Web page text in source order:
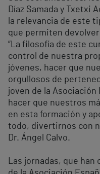
Díaz Samada y Txetxi
la relevancia de este
que permiten
“La filosofía de este
control de nuestra
jóvenes, hacer que
orgullosos de
joven de la Asociación
hacer que nuestros
en esta formación y
todo, divertirnos con
Dr. Ángel Calvo.
Las jornadas, que